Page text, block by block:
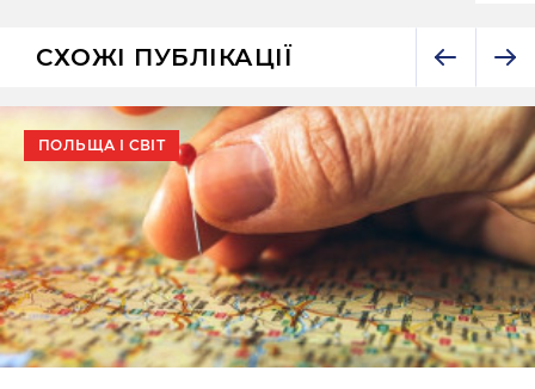
СХОЖІ ПУБЛІКАЦІЇ
ПОЛЬЩА І СВІТ